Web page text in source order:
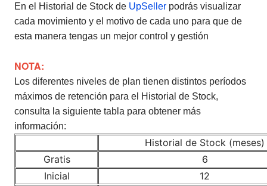
En el Historial de Stock de UpSeller podrás visualizar
cada movimiento y el motivo de cada uno para que de
esta manera tengas un mejor control y gestión
NOTA:
Los diferentes niveles de plan tienen distintos períodos
máximos de retención para el Historial de Stock,
consulta la siguiente tabla para obtener más
información:
Historial de Stock (meses)
Gratis
6
Inicial
12